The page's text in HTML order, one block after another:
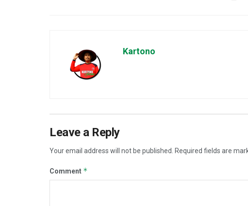
Kartono
Leave a Reply
Your email address will not be published. Required fields are
Comment *